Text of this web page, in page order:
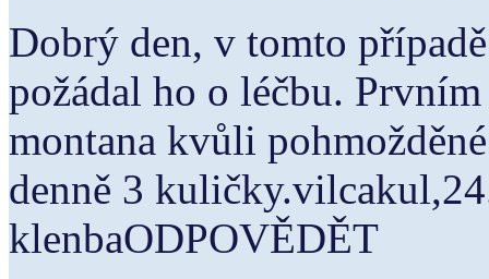
Dobrý den, v tomto
požádal ho o léčbu.
montana kvůli
denně 3
klenbaODPOVĚDĚT